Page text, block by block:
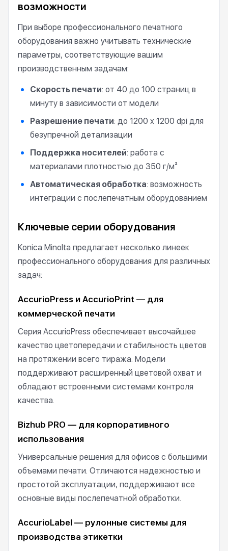
возможности
При выборе профессионального печатного
оборудования важно учитывать технические
параметры, соответствующие вашим
производственным задачам:
Скорость печати: от 40 до 100 страниц в
минуту в зависимости от модели
Разрешение печати: до 1200 x 1200 dpi для
безупречной детализации
Поддержка носителей: работа с
материалами плотностью до 350 г/м²
Автоматическая обработка: возможность
интеграции с послепечатным оборудованием
Ключевые серии оборудования
Konica Minolta предлагает несколько линеек
профессионального оборудования для различных
задач:
AccurioPress и AccurioPrint — для
коммерческой печати
Серия AccurioPress обеспечивает высочайшее
качество цветопередачи и стабильность цветов
на протяжении всего тиража. Модели
поддерживают расширенный цветовой охват и
обладают встроенными системами контроля
качества.
Bizhub PRO — для корпоративного
использования
Универсальные решения для офисов с большими
объемами печати. Отличаются надежностью и
простотой эксплуатации, поддерживают все
основные виды послепечатной обработки.
AccurioLabel — рулонные системы для
производства этикетки